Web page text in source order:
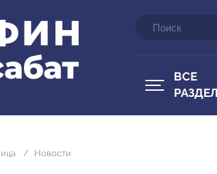
ВСЕ
/ Новости